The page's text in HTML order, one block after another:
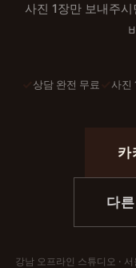
사진 1장만 보내주시
상담 완전 무료 사진
카
다
강남 오프라인 스튜디오 ·